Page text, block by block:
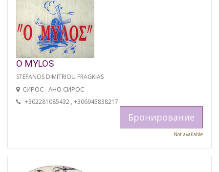
O MYLOS
STEFANOS DIMITRIOU FRAGKIAS
СИРОС - АНО СИРОС
+302281085432 , +306945838217
Бронирование
Not available